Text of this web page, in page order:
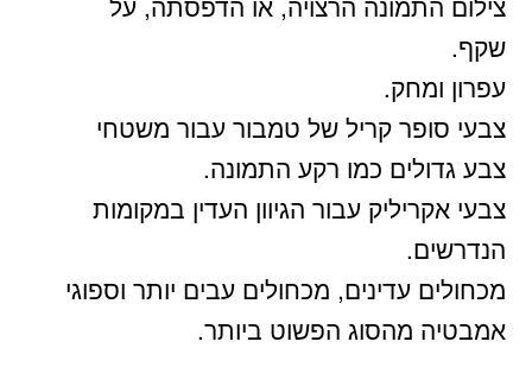
שקף.
עפרון ומחק.
צבעי סופר קריל של טמבור עבור משטחי
צבע גדולים כמו רקע התמונה.
צבעי אקריליק עבור הגיוון העדין במקומות
הנדרשים.
מכחולים עדינים, מכחולים עבים יותר וספוגי
אמבטיה מהסוג הפשוט ביותר.